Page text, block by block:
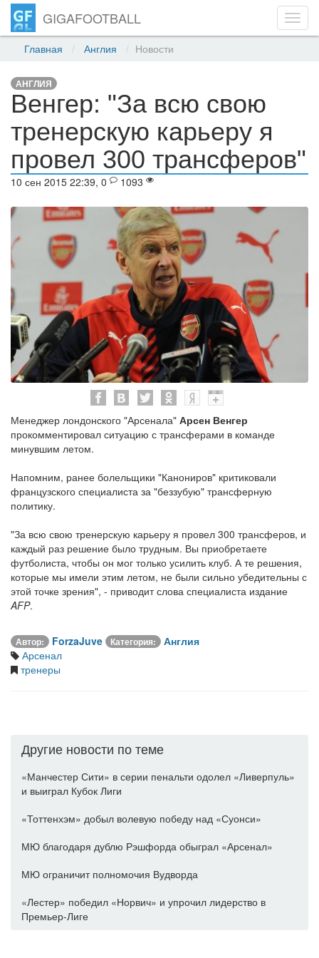
GIGAFOOTBALL
Главная Англия Новости
АНГЛИЯ
Венгер: "За всю свою
тренерскую карьеру я
провел 300 трансферов"
10 сен 2015 22:39, 0 1093
Менеджер лондонского "Арсенала" Арсен Венгер
прокомментировал ситуацию с трансферами в команде
минувшим летом.
Напомним, ранее болельщики "Канониров" критиковали
французского специалиста за "беззубую" трансферную
политику.
"За всю свою тренерскую карьеру я провел 300 трансферов, и
каждый раз решение было трудным. Вы приобретаете
футболиста, чтобы он мог только усилить клуб. А те решения,
которые мы имели этим летом, не были сильно убедительны с
этой точке зрения", - приводит слова специалиста издание
AFP.
Автор: ForzaJuve Категория:
Англия
Арсенал
тренеры
Другие новости по теме
«Манчестер Сити» в серии пенальти одолел «Ливерпуль»
и выиграл Кубок Лиги
«Тоттенхэм» добыл волевую победу над «Суонси»
МЮ благодаря дублю Рэшфорда обыграл «Арсенал»
МЮ ограничит полномочия Вудворда
«Лестер» победил «Норвич» и упрочил лидерство в
Премьер-Лиге